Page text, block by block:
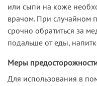
или сыпи на коже
врачом. При случайном
срочно обратиться за
подальше от еды,
Меры
Для использования в